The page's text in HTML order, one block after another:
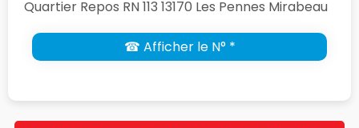
Quartier Repos RN 113 13170 Les Pennes Mirabeau
☎ Afficher le N° *